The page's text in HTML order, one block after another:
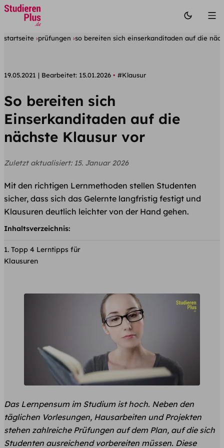
startseite prüfungen so bereiten sich einserkanditaden auf die
19.05.2021 Bearbeitet: 15.01.2026 #Klausur
So bereiten sich
Einserkanditaden auf die
nächste Klausur vor
Zuletzt aktualisiert: 15. Januar 2026
Mit den richtigen Lernmethoden stellen Studenten
sicher, dass sich das Gelernte langfristig festigt und
Klausuren deutlich leichter von der Hand gehen.
Inhaltsverzeichnis:
Topp 4 Lerntipps für
Klausuren
Das Lernpensum im Studium ist hoch. Neben den
täglichen Vorlesungen, Hausarbeiten und Projekten
stehen zahlreiche Prüfungen auf dem Plan, auf die sich
Studenten ausreichend vorbereiten müssen. Diese